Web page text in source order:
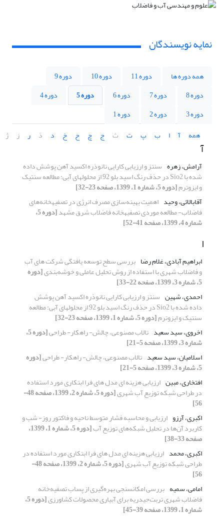
نمایه نویسندگان
همه دوره ها دوره 11 دوره 10
دوره 9
دوره 8
دوره 7 دوره 6 دوره 5
دوره 4
دوره 3
دوره 2
دوره 1
همه
آ ا ب پ ت ث ج چ ح خ د ذ ر ز ژ
آ
آرامش، زهره سنتز و ارزیابی کارایی نانوذره اکسید آهن پوشش داده
شده با Sio2 در حذف رنگ اسید بلو 92 از محلولهای آبی: مطالعه سنتیک
و ایزوترم[دوره 5، شماره 1، 1399، صفحه 23-32]
آقابالائی، وحید
اهمیت بهینه‌سازی مصرف انرژی در تصفیه‎خانه‎‌های
فاضلاب- مطالعه موردی تصفیه‎خانه‌ فاضلاب شرق مشهد [دوره 5،
شماره 4، 1399، صفحه 41-52]
ا
ابراهیم آبادی، غلام رضا بررسی سطح توسعه ‏یافتگی شرکت های آب
و فاضلاب شهری با استفاده از روش تحلیل عاملی و خوشه‌بندی[دوره
5، شماره 3، 1399، صفحه 22-33]
احمدی، شهین سنتز و ارزیابی کارایی نانوذره اکسید آهن پوشش
داده شده با Sio2 در حذف رنگ اسید بلو 92 از محلولهای آبی: مطالعه
سنتیک و ایزوترم[دوره 5، شماره 1، 1399، صفحه 23-32]
اخروی، سید سعید تالاب مصنوعی، چالش- راه‎کار- طراحی [دوره 5،
شماره 3، 1399، صفحه 5-21]
اسلامیان، سید سعید تالاب مصنوعی، چالش- راه‎کار- طراحی [دوره
5، شماره 3، 1399، صفحه 5-21]
افتخاری، مبین
ارزیابی هزینه‎ ای مدل‎ های فرا ابتکاری مورد استفاده
در طراحی شبکه توزیع آب شهری [دوره 5، شماره 2، 1399، صفحه 48-
56]
اکبری، آرزو ارزیابی و محاسبه فشار متوسط ناحیه و فاکتور روز- شب و
کاربرد آن‌ها در تحلیل شبکه‌های توزیع آب [دوره 5، شماره 1، 1399،
صفحه 33-38]
اکبری، محمد
ارزیابی هزینه‎ ای مدل‎ های فرا ابتکاری مورد استفاده در
طراحی شبکه توزیع آب شهری [دوره 5، شماره 2، 1399، صفحه 48-
56]
امامی، سمیه
بررسی امکان‎سنجی بهره‌گیری از پساب تصفیه‌خانه
فاضلاب شهری تربت‌حیدریه برای آبیاری محصولات کشاورزی [دوره 5،
شماره 1، 1399، صفحه 39-45]